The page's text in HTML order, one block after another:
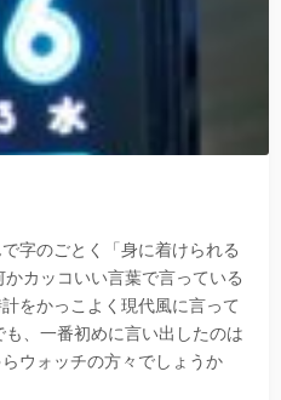
字のごとく「身に着けられる
カッコいい言葉で言っている
をかっこよく現代風に言って
、一番初めに言い出したのは
ウォッチの方々でしょうか